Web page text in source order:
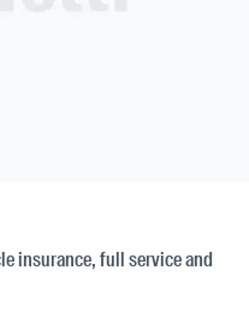
insurance, full service and